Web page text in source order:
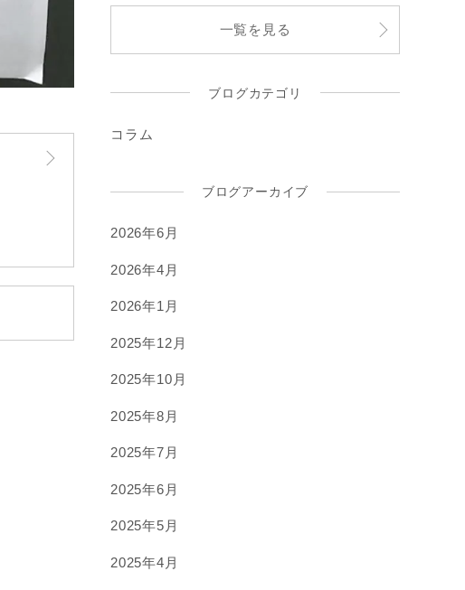
一覧を見る
ブログカテゴリ
コラム
ブログアーカイブ
2026年6月
2026年4月
2026年1月
2025年12月
2025年10月
2025年8月
2025年7月
2025年6月
2025年5月
2025年4月